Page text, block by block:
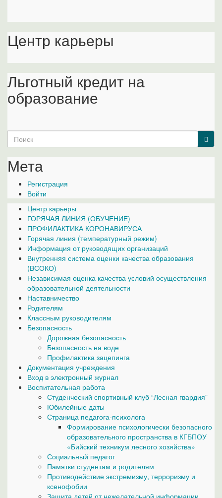
Центр карьеры
Льготный кредит на
образование
Search
for:
Мета
Регистрация
Войти
Центр карьеры
ГОРЯЧАЯ ЛИНИЯ (ОБУЧЕНИЕ)
ПРОФИЛАКТИКА КОРОНАВИРУСА
Горячая линия (температурный режим)
Информация от руководящих организаций
Внутренняя система оценки качества образования
(ВСОКО)
Независимая оценка качества условий осуществления
образовательной деятельности
Наставничество
Родителям
Классным руководителям
Безопасность
Дорожная безопасность
Безопасность на воде
Профилактика зацепинга
Документация учреждения
Вход в электронный журнал
Воспитательная работа
Студенческий спортивный клуб “Лесная гвардия”
Юбилейные даты
Страница педагога-психолога
Формирование психологически безопасного
образовательного пространства в КГБПОУ
«Бийский техникум лесного хозяйства»
Социальный педагог
Памятки студентам и родителям
Противодействие экстремизму, терроризму и
ксенофобии
Защита детей от нежелательной информации